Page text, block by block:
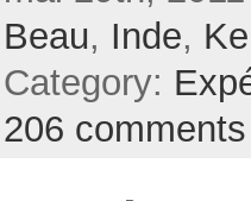
Beau, Inde,
Category:
206 comments